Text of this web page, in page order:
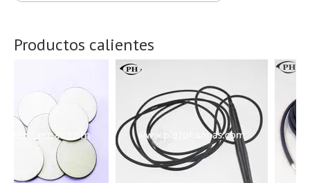
Productos calientes